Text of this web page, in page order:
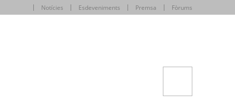
Notícies Esdeveniments Premsa Fòrums